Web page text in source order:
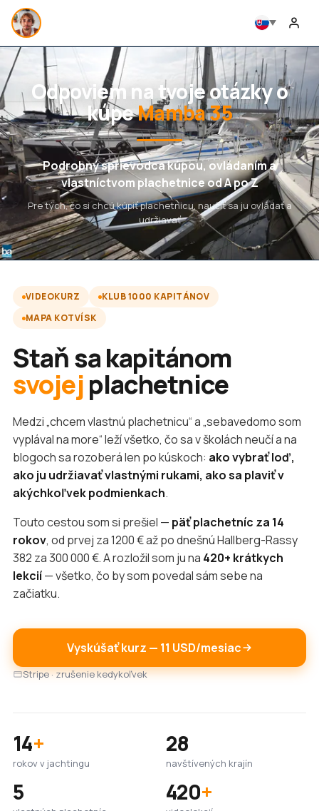
Odpoviem na tvoje otázky o
kúpeMamba 35
Podrobný sprievodca kúpou, ovládaním a
vlastníctvom plachetnice od A po Z
Pre tých, čo si chcú kúpiť plachetnicu, naučiť sa ju ovládať a
udržiavať
VIDEOKURZ
KLUB 1000 KAPITÁNOV
MAPA KOTVÍSK
Staň sa kapitánom
svojejplachetnice
Medzi „chcem vlastnú plachetnicu“ a „sebavedomo som
vyplával na more“ leží všetko, čo sa v školách neučí a na
blogoch sa rozoberá len po kúskoch: ako vybrať loď,
ako ju udržiavať vlastnými rukami, ako sa plaviť v
akýchkoľvek podmienkach.
Touto cestou som si prešiel — päť plachetníc za 14
rokov, od prvej za 1200 € až po dnešnú Hallberg-Rassy
382 za 300 000 €. A rozložil som ju na 420+ krátkych
lekcií— všetko, čo by som povedal sám sebe na
začiatku.
Vyskúšať kurz — 11 USD/mesiac
Stripe · zrušenie kedykoľvek
14+
rokov v jachtingu
28
navštívených krajín
5 420+